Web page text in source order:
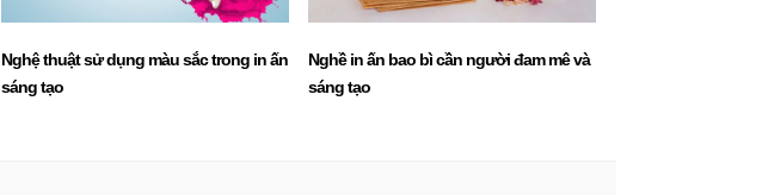
Nghệ thuật sử dụng màu sắc trong in ấn
sáng tạo
Nghề in ấn bao bì cần người đam mê và
sáng tạo